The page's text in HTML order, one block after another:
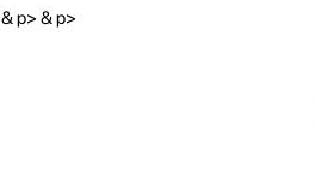
& p> & p>